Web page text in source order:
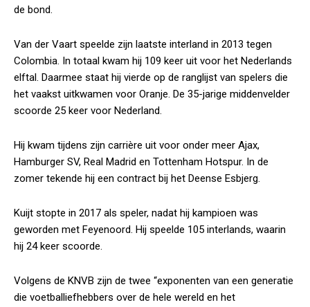
de bond.
Van der Vaart speelde zijn laatste interland in 2013 tegen
Colombia. In totaal kwam hij 109 keer uit voor het Nederlands
elftal. Daarmee staat hij vierde op de ranglijst van spelers die
het vaakst uitkwamen voor Oranje. De 35-jarige middenvelder
scoorde 25 keer voor Nederland.
Hij kwam tijdens zijn carrière uit voor onder meer Ajax,
Hamburger SV, Real Madrid en Tottenham Hotspur. In de
zomer tekende hij een contract bij het Deense Esbjerg.
Kuijt stopte in 2017 als speler, nadat hij kampioen was
geworden met Feyenoord. Hij speelde 105 interlands, waarin
hij 24 keer scoorde.
Volgens de KNVB zijn de twee “exponenten van een generatie
die voetballiefhebbers over de hele wereld en het